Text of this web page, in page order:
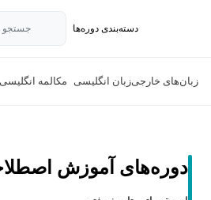
دسته‌بندی‌ دوره‌ها جستجو
زبان‌های خارجیزبان انگلیسی مکالمه انگلیسی
دوره‌های آموزش